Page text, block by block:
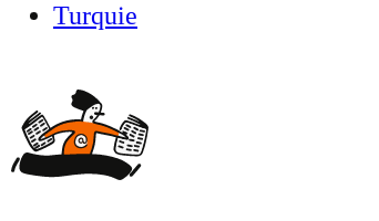
Turquie